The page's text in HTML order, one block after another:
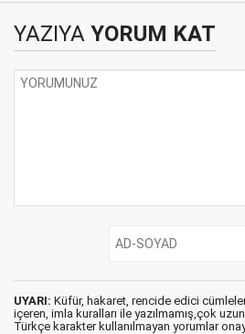
YAZIYA YORUM KAT
UYARI: Küfür, hakaret, rencide edici
içeren, imla kuralları ile yazılmamış,çok
Türkçe karakter kullanılmayan yorumlar